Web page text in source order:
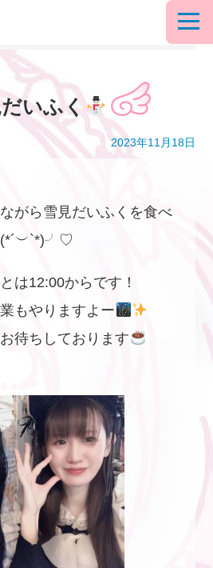
いふく
2023年11月18日
がら雪見だいふくを食べ
は12:00からです！
もやりますよー
待ちしております